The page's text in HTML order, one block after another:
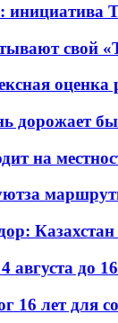
свой
оценка
дорожает
на
до
16 лет для